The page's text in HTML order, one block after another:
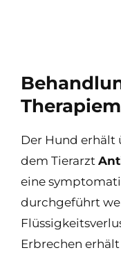
Der Hund erhält
dem Tierarzt
eine
durchgeführt
Erbrechen